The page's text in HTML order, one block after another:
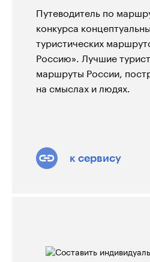
Путеводитель по
конкурса
туристических
Россию». Лучшие
маршруты России,
на смыслах и людях.
к сервису